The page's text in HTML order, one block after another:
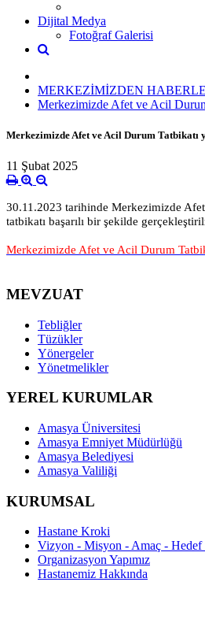
Dijital Medya
Fotoğraf Galerisi
MERKEZİMİZDEN
Merkezimizde Afet ve Acil
Merkezimizde Afet ve Acil Durum Tatbikatı
11 Şubat 2025
30.11.2023 tarihinde Merkezimizde
tatbikatı başarılı bir şekilde
Merkezimizde Afet ve Acil Durum
MEVZUAT
Tebliğler
Tüzükler
Yönergeler
Yönetmelikler
YEREL KURUMLAR
Amasya Üniversitesi
Amasya Emniyet Müdürlüğü
Amasya Belediyesi
Amasya Valiliği
KURUMSAL
Hastane Kroki
Vizyon - Misyon - Amaç - Hedef
Organizasyon Yapımız
Hastanemiz Hakkında